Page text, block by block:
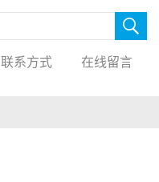
联系方式 在线留言